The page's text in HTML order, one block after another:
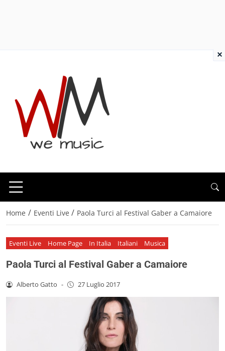
Home / Eventi Live / Paola Turci al Festival Gaber a Camaiore
Eventi Live Home Page In Italia Italiani Musica
Paola Turci al Festival Gaber a Camaiore
Alberto Gatto - 27 Luglio 2017
×